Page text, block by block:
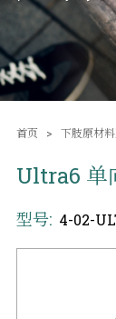
首页 下肢原材
Ultra6 单
型号: 4-02-